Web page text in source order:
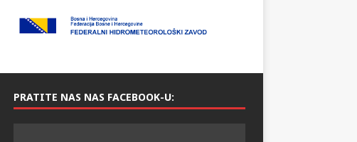
PRATITE NAS NAS FACEBOOK-U: